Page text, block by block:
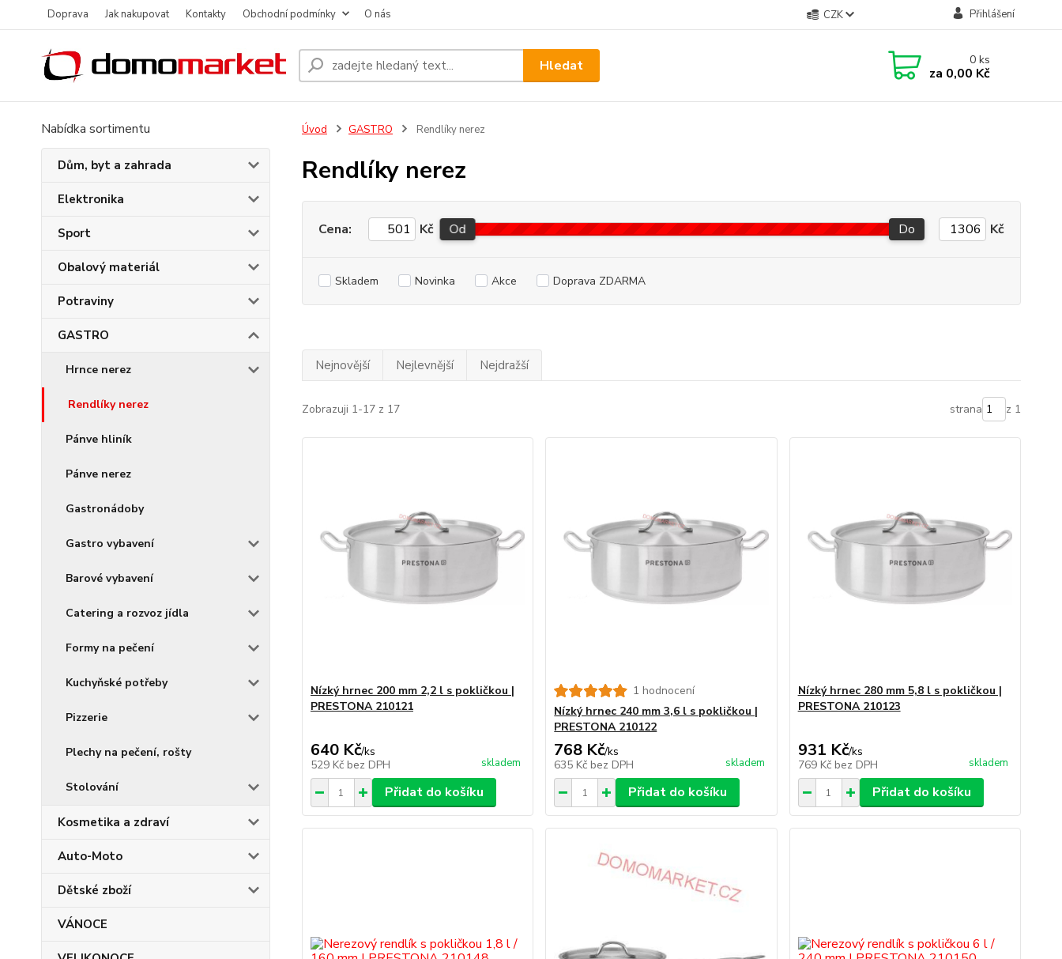
Doprava Jak nakupovat Kontakty Obchodní podmínky O nás CZK Přihlášení
Hledat 0ks
za 0,00 Kč
Nabídka sortimentu
Dům, byt a zahrada
Elektronika
Sport
Obalový materiál
Potraviny
GASTRO
Hrnce nerez
Rendlíky nerez
Pánve hliník
Pánve nerez
Gastronádoby
Gastro vybavení
Barové vybavení
Catering a rozvoz jídla
Formy na pečení
Kuchyňské potřeby
Pizzerie
Plechy na pečení, rošty
Stolování
Kosmetika a zdraví
Auto-Moto
Dětské zboží
VÁNOCE
Úvod GASTRO Rendlíky nerez
Rendlíky nerez
Cena: Kč Od Do Kč
Skladem Novinka Akce Doprava ZDARMA
Nejnovější Nejlevnější Nejdražší
Zobrazuji 1-17 z 17 strana z 1
Nízký hrnec 200 mm 2,2 l s pokličkou |
PRESTONA 210121
640 Kč/ks
529 Kč bez DPH skladem
Přidat do košíku
1 hodnocení
Nízký hrnec 240 mm 3,6 l s pokličkou |
PRESTONA 210122
768 Kč/ks
635 Kč bez DPH skladem
Přidat do košíku
Nízký hrnec 280 mm 5,8 l s pokličkou |
PRESTONA 210123
931 Kč/ks
769 Kč bez DPH skladem
Přidat do košíku